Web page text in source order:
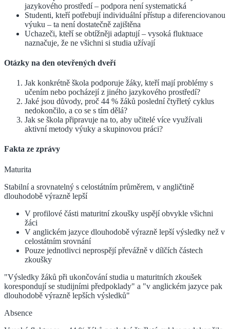
jazykového prostředí – podpora není systematická
Studenti, kteří potřebují individuální přístup a diferenciovanou
výuku – ta není dostatečně zajištěna
Uchazeči, kteří se obtížněji adaptují – vysoká fluktuace
naznačuje, že ne všichni si studia užívají
Otázky na den otevřených dveří
Jak konkrétně škola podporuje žáky, kteří mají problémy s
učením nebo pocházejí z jiného jazykového prostředí?
Jaké jsou důvody, proč 44 % žáků poslední čtyřletý cyklus
nedokončilo, a co se s tím dělá?
Jak se škola připravuje na to, aby učitelé více využívali
aktivní metody výuky a skupinovou práci?
Fakta ze zprávy
Maturita
Stabilní a srovnatelný s celostátním průměrem, v angličtině
dlouhodobě výrazně lepší
V profilové části maturitní zkoušky uspějí obvykle všichni
žáci
V anglickém jazyce dlouhodobě výrazně lepší výsledky než v
celostátním srovnání
Pouze jednotlivci neprospějí převážně v dílčích částech
zkoušky
"Výsledky žáků při ukončování studia u maturitních zkoušek
korespondují se studijními předpoklady" a "v anglickém jazyce pak
dlouhodobě výrazně lepších výsledků"
Absence